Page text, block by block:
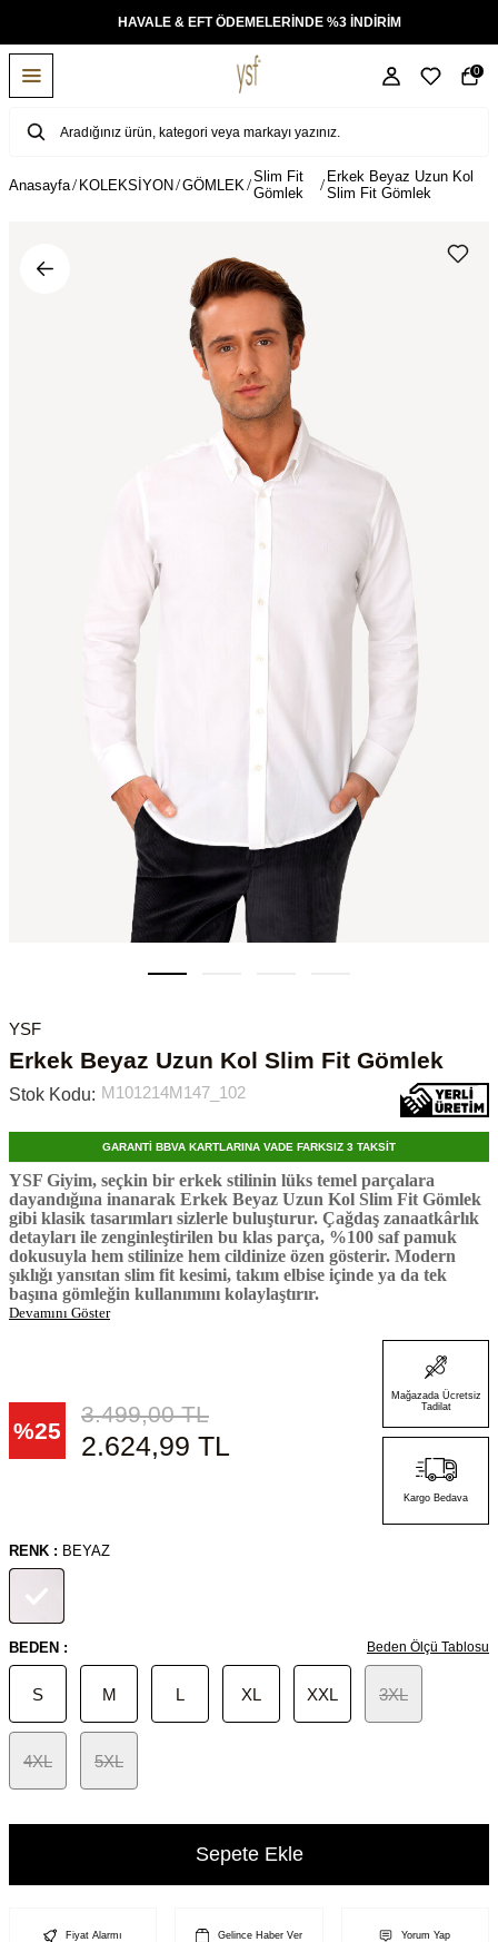
HAVALE & EFT ÖDEMELERİNDE %3 İNDİRİM
0
Anasayfa KOLEKSİYON GÖMLEK Slim Fit
Gömlek
Erkek Beyaz Uzun Kol
Slim Fit Gömlek
YSF
Erkek Beyaz Uzun Kol Slim Fit Gömlek
Stok Kodu: M101214M147_102
GARANTİ BBVA KARTLARINA VADE FARKSIZ 3 TAKSİT
YSF Giyim, seçkin bir erkek stilinin lüks temel parçalara
dayandığına inanarak Erkek Beyaz Uzun Kol Slim Fit Gömlek
gibi klasik tasarımları sizlerle buluşturur. Çağdaş zanaatkârlık
detayları ile zenginleştirilen bu klas parça, %100 saf pamuk
dokusuyla hem stilinize hem cildinize özen gösterir. Modern
şıklığı yansıtan slim fit kesimi, takım elbise içinde ya da tek
başına gömleğin kullanımını kolaylaştırır.
Devamını Göster
%25
3.499,00TL
2.624,99 TL
Mağazada Ücretsiz
Tadilat
Kargo Bedava
RENK : BEYAZ
BEDEN : Beden Ölçü Tablosu
S M L XL XXL 3XL
4XL 5XL
Sepete Ekle
Fiyat Alarmı Gelince Haber Ver Yorum Yap